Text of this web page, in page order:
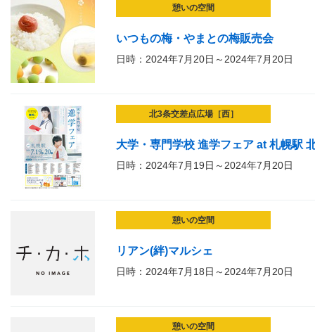
憩いの空間
いつもの梅・やまとの梅販売会
日時：2024年7月20日～2024年7月20日
北3条交差点広場［西］
大学・専門学校 進学フェア at 札幌駅
日時：2024年7月19日～2024年7月20日
憩いの空間
リアン(絆)マルシェ
日時：2024年7月18日～2024年7月20日
憩いの空間